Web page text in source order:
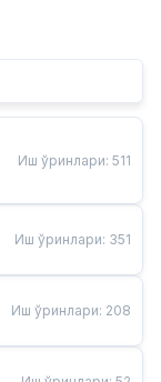
Иш ўринлари: 511
Иш ўринлари: 351
Иш ўринлари: 208